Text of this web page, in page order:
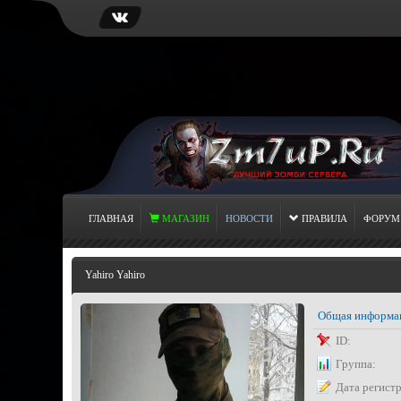
ГЛАВНАЯ МАГАЗИН НОВОСТИ ПРАВИЛА ФОРУМ
Yahiro Yahiro
Общая
ID:
Группа:
Дата